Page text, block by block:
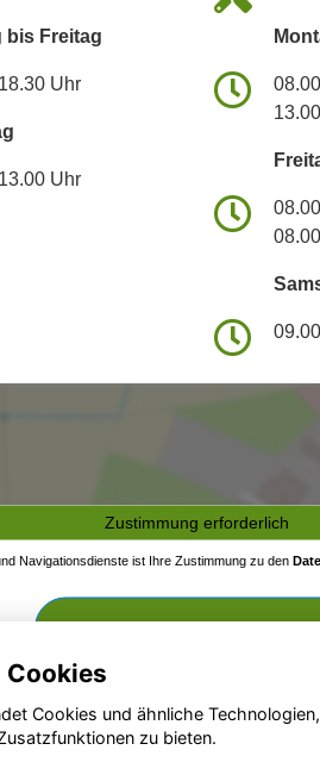
bis Freitag
Uhr
Uhr
Zustimmung erforderlich
Navigationsdienste ist Ihre Zustimmung zu den
Zustimmen und aktivieren
Cookies und ähnliche
zu bieten.